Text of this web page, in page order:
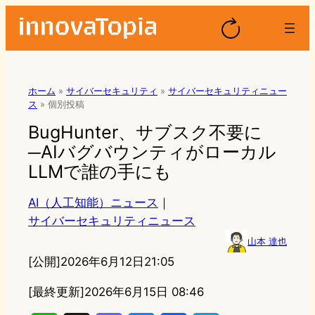
ホーム » サイバーセキュリティ » サイバーセキュリティニュー
ス » 個別投稿
BugHunter、サブスク不要に
─AIバグバウンティがローカル
LLMで誰の手にも
AI（人工知能）ニュース ｜
サイバーセキュリティニュース
山本 達也
[公開]2026年6月12日21:05
[最終更新]2026年6月15日 08:46